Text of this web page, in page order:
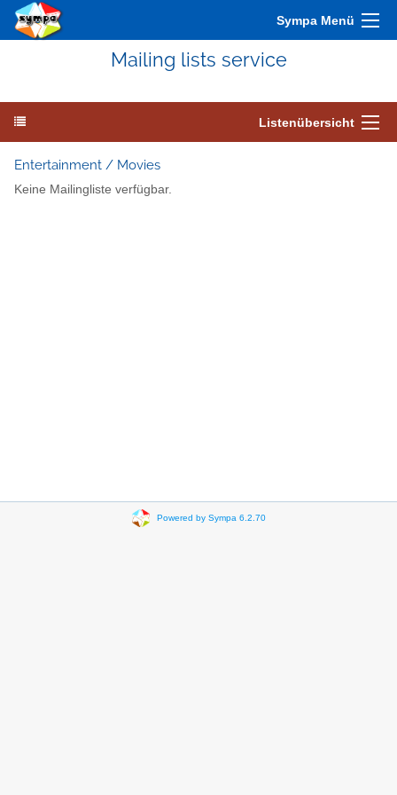
Sympa Menü
Mailing lists service
Listenübersicht
Entertainment / Movies
Keine Mailingliste verfügbar.
Powered by Sympa 6.2.70